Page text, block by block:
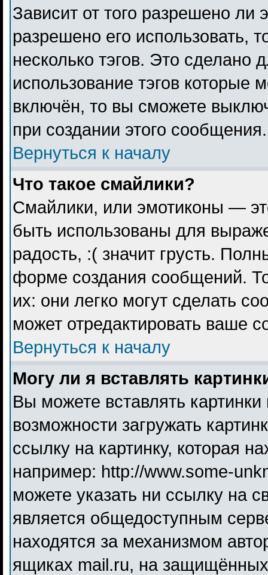
Зависит от того разрешено ли
разрешено его использовать,
несколько тэгов. Это сделано
использование тэгов которые
включён, то вы сможете
при создании этого сообщения.
Вернуться к началу
Что такое смайлики?
Смайлики, или эмотиконы —
быть использованы для
радость, :( значит грусть.
форме создания сообщений.
их: они легко могут сделать
может отредактировать ваше
Вернуться к началу
Могу ли я вставлять
Вы можете вставлять
возможности загружать
ссылку на картинку, которая
например: http://www.some-
можете указать ни ссылку на
является общедоступным
находятся за механизмом
ящиках mail.ru, на